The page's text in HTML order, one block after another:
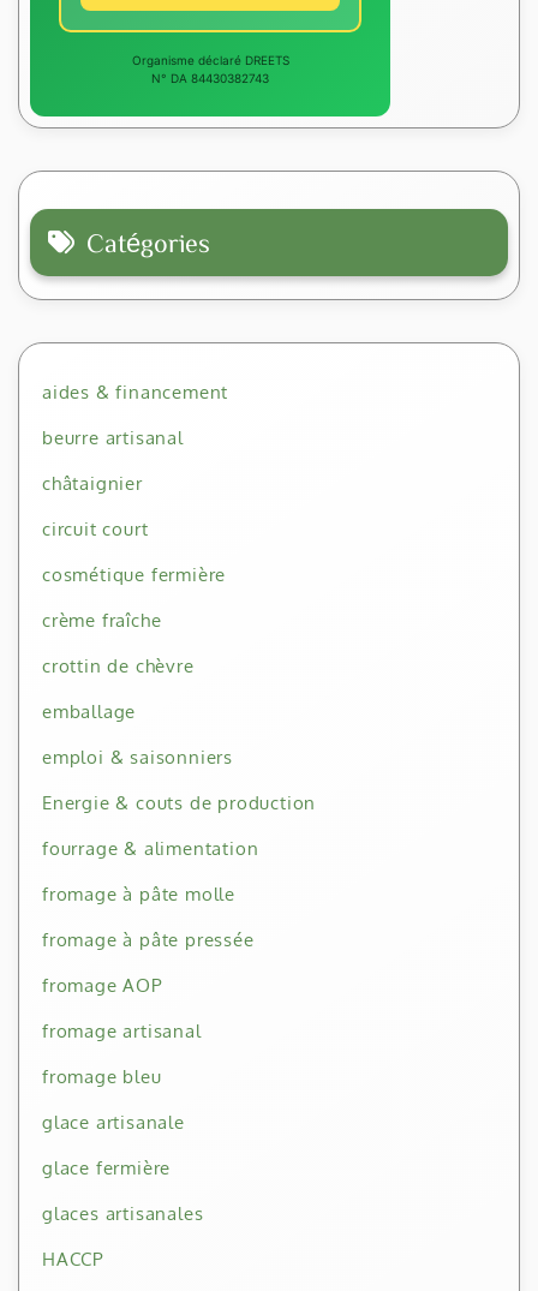
Organisme déclaré DREETS
N° DA 84430382743
Catégories
aides & financement
beurre artisanal
châtaignier
circuit court
cosmétique fermière
crème fraîche
crottin de chèvre
emballage
emploi & saisonniers
Energie & couts de production
fourrage & alimentation
fromage à pâte molle
fromage à pâte pressée
fromage AOP
fromage artisanal
fromage bleu
glace artisanale
glace fermière
glaces artisanales
HACCP